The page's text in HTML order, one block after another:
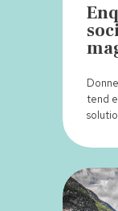
tend